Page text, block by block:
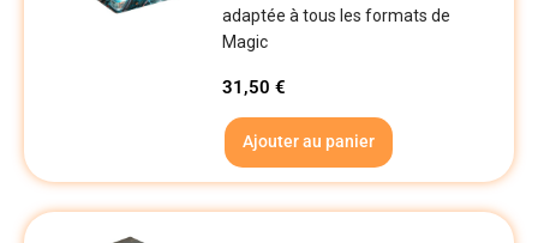
adaptée à tous les formats de
Magic
31,50€
Ajouter au panier